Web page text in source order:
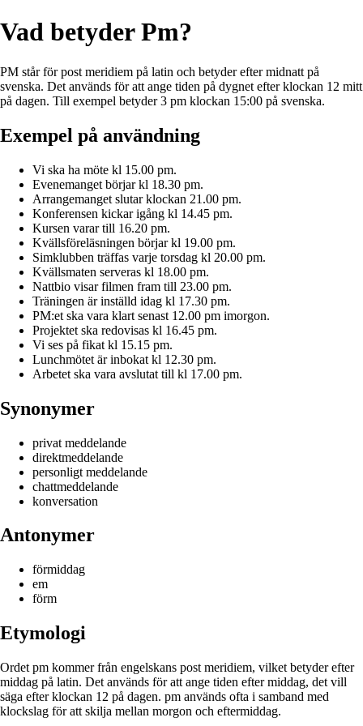
Vad betyder Pm?
PM står för post meridiem på latin och betyder efter midnatt på
svenska. Det används för att ange tiden på dygnet efter klockan 12 mitt
på dagen. Till exempel betyder 3 pm klockan 15:00 på svenska.
Exempel på användning
Vi ska ha möte kl 15.00 pm.
Evenemanget börjar kl 18.30 pm.
Arrangemanget slutar klockan 21.00 pm.
Konferensen kickar igång kl 14.45 pm.
Kursen varar till 16.20 pm.
Kvällsföreläsningen börjar kl 19.00 pm.
Simklubben träffas varje torsdag kl 20.00 pm.
Kvällsmaten serveras kl 18.00 pm.
Nattbio visar filmen fram till 23.00 pm.
Träningen är inställd idag kl 17.30 pm.
PM:et ska vara klart senast 12.00 pm imorgon.
Projektet ska redovisas kl 16.45 pm.
Vi ses på fikat kl 15.15 pm.
Lunchmötet är inbokat kl 12.30 pm.
Arbetet ska vara avslutat till kl 17.00 pm.
Synonymer
privat meddelande
direktmeddelande
personligt meddelande
chattmeddelande
konversation
Antonymer
förmiddag
em
förm
Etymologi
Ordet pm kommer från engelskans post meridiem, vilket betyder efter
middag på latin. Det används för att ange tiden efter middag, det vill
säga efter klockan 12 på dagen. pm används ofta i samband med
klockslag för att skilja mellan morgon och eftermiddag.